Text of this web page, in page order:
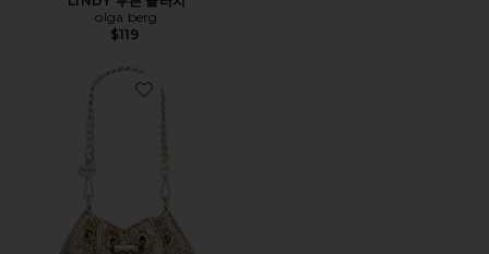
olga berg
$119
Favorite SYLVIA 메쉬 파우치